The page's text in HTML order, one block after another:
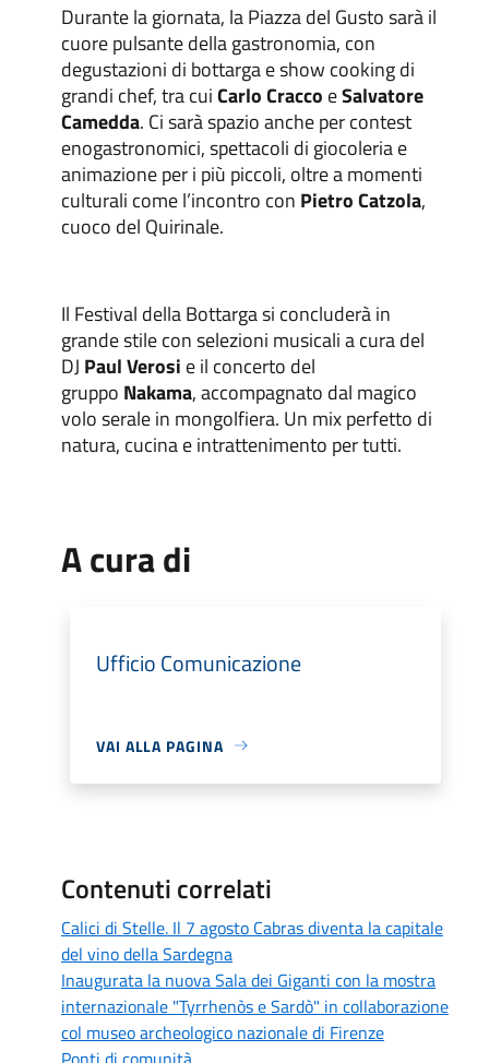
Durante la giornata, la Piazza del Gusto sarà il
cuore pulsante della gastronomia, con
degustazioni di bottarga e show cooking di
grandi chef, tra cuiCarlo Cracco eSalvatore
Camedda. Ci sarà spazio anche per contest
enogastronomici, spettacoli di giocoleria e
animazione per i più piccoli, oltre a momenti
culturali come l’incontro con Pietro Catzola,
cuoco del Quirinale.
Il Festival della Bottarga si concluderà in
grande stile con selezioni musicali a cura del
DJ Paul Verosi e il concerto del
gruppo Nakama, accompagnato dal magico
volo serale in mongolfiera. Un mix perfetto di
natura, cucina e intrattenimento per tutti.
A cura di
Ufficio Comunicazione
VAI ALLA PAGINA
Contenuti correlati
Calici di Stelle. Il 7 agosto Cabras diventa la capitale
del vino della Sardegna
Inaugurata la nuova Sala dei Giganti con la mostra
internazionale "Tyrrhenòs e Sardò" in collaborazione
col museo archeologico nazionale di Firenze